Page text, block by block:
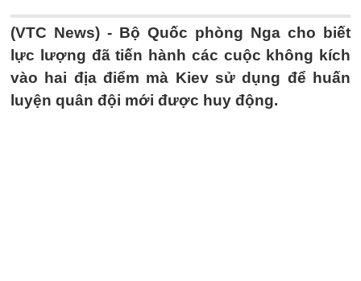
(VTC News) - Bộ Quốc phòng Nga cho biết
lực lượng đã tiến hành các cuộc không kích
vào hai địa điểm mà Kiev sử dụng để huấn
luyện quân đội mới được huy động.